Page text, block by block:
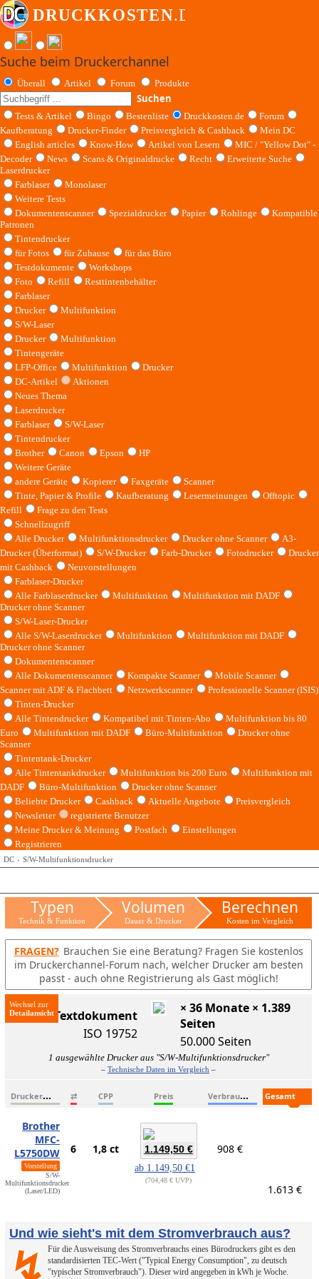
Suche beim Druckerchannel
Überall Artikel Forum Produkte
Suchen
Tests & Artikel Bingo Bestenliste Druckkosten.de
Forum
Kaufberatung
Drucker-Finder Preisvergleich & Cashback
Mein DC
English articles
Know-How Artikel von Lesern
MIC / "Yellow Dot" -
Decoder
News Scans & Originaldrucke Recht
Erweiterte Suche
Laserdrucker
Farblaser
Monolaser
Weitere Tests
Dokumentenscanner
Spezialdrucker Papier Rohlinge
Kompatible
Patronen
Tintendrucker
für Fotos
für Zuhause
für das Büro
Testdokumente
Workshops
Foto
Refill
Resttintenbehälter
Farblaser
Drucker
Multifunktion
S/W-Laser
Drucker
Multifunktion
Tintengeräte
LFP-Office
Multifunktion
Drucker
DC-Artikel
Aktionen
Neues Thema
Laserdrucker
Farblaser
S/W-Laser
Tintendrucker
Brother
Canon Epson
HP
Weitere Geräte
andere Geräte
Kopierer Faxgeräte
Scanner
Tinte, Papier & Profile
Kaufberatung Lesermeinungen
Offtopic
Refill
Frage zu den Tests
Schnellzugriff
Alle Drucker
Multifunktionsdrucker Drucker ohne Scanner
A3-
Drucker (Überformat)
S/W-Drucker Farb-Drucker Fotodrucker
Drucker
mit Cashback
Neuvorstellungen
Farblaser-Drucker
Alle Farblaserdrucker
Multifunktion
Multifunktion mit DADF
Drucker ohne Scanner
S/W-Laser-Drucker
Alle S/W-Laserdrucker
Multifunktion
Multifunktion mit DADF
Drucker ohne Scanner
Dokumentenscanner
Alle Dokumentenscanner
Kompakte Scanner
Mobile Scanner
Scanner mit ADF & Flachbett
Netzwerkscanner
Professionelle Scanner (ISIS)
Tinten-Drucker
Alle Tintendrucker
Kompatibel mit Tinten-Abo
Multifunktion bis 80
Euro
Multifunktion mit DADF Büro-Multifunktion
Drucker ohne
Scanner
Tintentank-Drucker
Alle Tintentankdrucker
Multifunktion bis 200 Euro
Multifunktion mit
DADF
Büro-Multifunktion
Drucker ohne Scanner
Beliebte Drucker
Cashback Aktuelle Angebote
Preisvergleich
Newsletter
registrierte Benutzer
Meine Drucker & Meinung
Postfach
Einstellungen
Registrieren
DC S/W-Multifunktionsdrucker
Typen
Technik & Funktion
Volumen
Dauer & Drucker
Berechnen
Kosten im Vergleich
FRAGEN? Brauchen Sie eine Beratung? Fragen Sie kostenlos
im Druckerchannel-Forum nach, welcher Drucker am besten
passt - auch ohne Registrierung als Gast möglich!
Wechsel zur
ISO-Textdokument
ISO 19752
× 36 Monate × 1.389
Seiten
50.000 Seiten
1 ausgewählte Drucker aus "S/W-Multifunktionsdrucker"
– Technische Daten im Vergleich –
D
ruckername ⇄ CPP Preis V
erbrauchsmaterialien
Brother
MFC-
L5750DW
Vorstellung
S/W-
Multifunktionsdrucker
(Laser/LED)
6 1,8 ct 1.149,50 €
ab 1.149,50 €1
704,48 € UVP
908 €
1.613 €
Und wie sieht's mit dem Stromverbrauch aus?
↯
Für die Ausweisung des Stromverbrauchs eines Bürodruckers gibt es den
standardisierten TEC-Wert ("Typical Energy Consumption", zu deutsch
"typischer Stromverbrauch"). Dieser wird angegeben in kWh je Woche.